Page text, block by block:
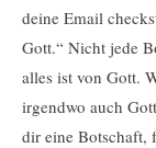
deine Email
Gott.“ Nicht jede
alles ist von Gott.
irgendwo auch
dir eine Botschaft,